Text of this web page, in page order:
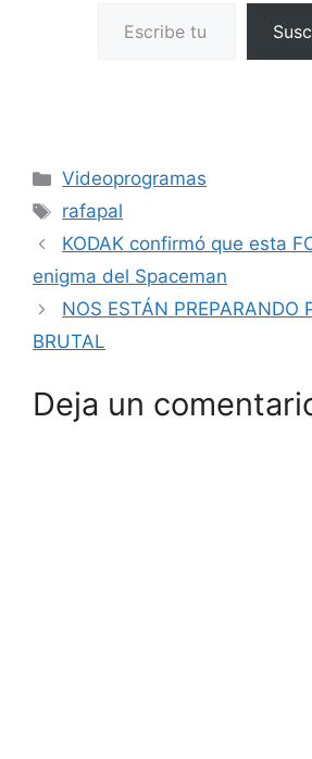
Categorías
Videoprogramas
Etiquetas
rafapal
KODAK confirmó que esta
enigma del Spaceman
NOS ESTÁN PREPARANDO
BRUTAL
Deja un